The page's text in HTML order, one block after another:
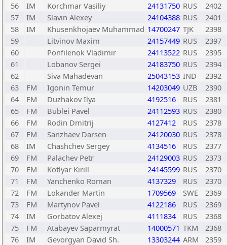
56
IM Korchmar Vasiliy 24131750 RUS
2402
57
IM Slavin Alexey 24104388 RUS
2401
58
IM Khusenkhojaev Muhammad 14700247 TJK
2398
59
Litvinov Maxim 24157449 RUS
2397
60
Ponfilenok Vladimir 24113522 RUS
2395
61
Lobanov Sergei 24183750 RUS
2394
62
Siva Mahadevan 25043153 IND
2392
63
FM Igonin Temur 14203049 UZB
2390
64
FM Duzhakov Ilya 4192516 RUS
2381
65
FM Bublei Pavel 24112593 RUS
2380
66
FM Rodin Dmitrij 4127412 RUS
2378
67
FM Sanzhaev Darsen 24120030 RUS
2378
68
IM Chashchev Sergey 4134516 RUS
2377
69
FM Palachev Petr 24129003 RUS
2373
70
FM Kotlyar Kirill 24145599 RUS
2370
71
FM Yanchenko Roman 4137329 RUS
2370
72
FM Lokander Martin 1709569 SWE
2369
73
FM Martynov Pavel 4122186 RUS
2369
74
IM Gorbatov Alexej 4111834 RUS
2368
75
FM Atabayev Saparmyrat 14000571 TKM
2368
76
IM Gevorgyan David Sh. 13303244 ARM
2359